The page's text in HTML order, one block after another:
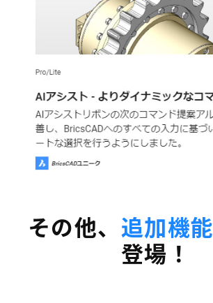
その他、 追加機能
登場！